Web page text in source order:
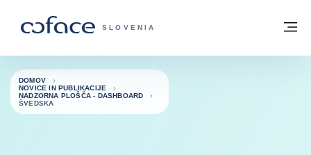
COFACE - ZAČETNA STRAN
SLOVENIA
Domov
DOMOV
NOVICE IN PUBLIKACIJE
NADZORNA PLOŠČA - DASHBOARD
ŠVEDSKA